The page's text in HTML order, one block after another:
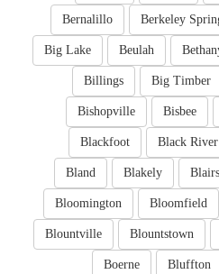
Berkeley
Bernalillo
Beulah
Big Lake
Big Timber
Billings
Bisbee
Bishopville
Black
Blackfoot
Blakely
Bland
Bloomfield
Bloomington
Blountstown
Blountville
Bluffton
Boerne